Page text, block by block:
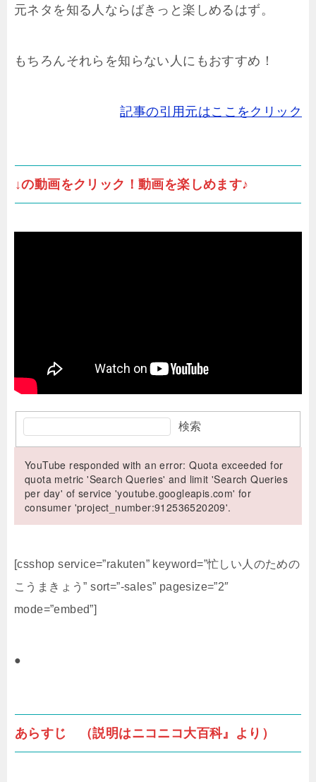
元ネタを知る人ならばきっと楽しめるはず。
もちろんそれらを知らない人にもおすすめ！
記事の引用元はここをクリック
↓の動画をクリック！動画を楽しめます♪
検索
YouTube responded with an error: Quota exceeded for
quota metric 'Search Queries' and limit 'Search Queries
per day' of service 'youtube.googleapis.com' for
consumer 'project_number:912536520209'.
[csshop service=”rakuten” keyword=”忙しい人のための
こうまきょう” sort=”-sales” pagesize=”2″
mode=”embed”]
●
あらすじ （説明はニコニコ大百科』より）